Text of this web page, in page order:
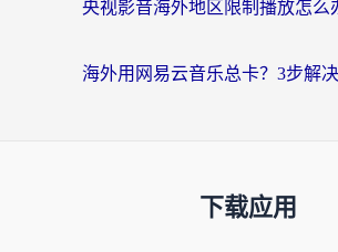
下载应用